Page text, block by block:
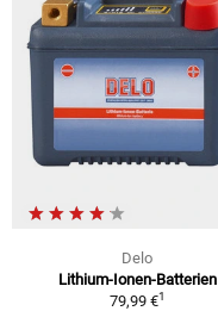
Delo
Lithium-Ionen-Batterien
79,99 €1